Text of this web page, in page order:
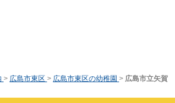
> 広島市東区 > 広島市東区の幼稚園 > 広島市立矢賀